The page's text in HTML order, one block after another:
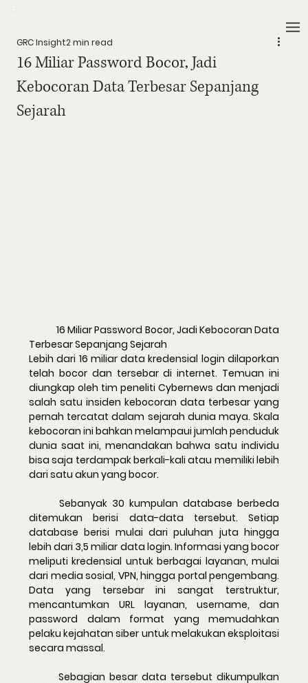
16 Miliar Password Bocor, Jadi
Kebocoran Data Terbesar Sepanjang
Sejarah
GRC Insight2 min read
	16 Miliar Password Bocor, Jadi Kebocoran Data
Terbesar Sepanjang Sejarah
Lebih dari 16 miliar data kredensial login dilaporkan
telah bocor dan tersebar di internet. Temuan ini
diungkap oleh tim peneliti Cybernews dan menjadi
salah satu insiden kebocoran data terbesar yang
pernah tercatat dalam sejarah dunia maya. Skala
kebocoran ini bahkan melampaui jumlah penduduk
dunia saat ini, menandakan bahwa satu individu
bisa saja terdampak berkali-kali atau memiliki lebih
dari satu akun yang bocor.
ditemukan berisi data-data tersebut. Setiap
database berisi mulai dari puluhan juta hingga
lebih dari 3,5 miliar data login. Informasi yang bocor
meliputi kredensial untuk berbagai layanan, mulai
dari media sosial, VPN, hingga portal pengembang.
Data yang tersebar ini sangat terstruktur,
mencantumkan URL layanan, username, dan
password dalam format yang memudahkan
pelaku kejahatan siber untuk melakukan eksploitasi
secara massal.